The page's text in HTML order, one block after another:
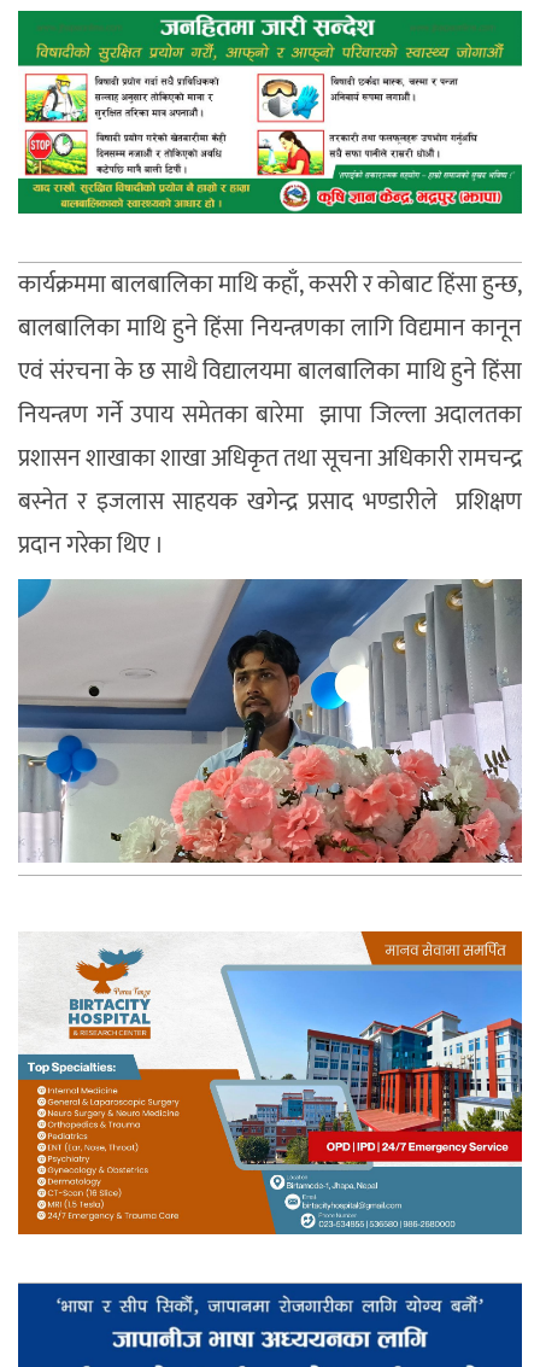
कार्यक्रममा बालबालिका माथि कहाँ, कसरी र कोबाट हिंसा हुन्छ,
बालबालिका माथि हुने हिंसा नियन्त्रणका लागि विद्यमान कानून
एवं संरचना के छ साथै विद्यालयमा बालबालिका माथि हुने हिंसा
नियन्त्रण गर्ने उपाय समेतका बारेमा झापा जिल्ला अदालतका
प्रशासन शाखाका शाखा अधिकृत तथा सूचना अधिकारी रामचन्द्र
बस्नेत र इजलास साहयक खगेन्द्र प्रसाद भण्डारीले प्रशिक्षण
प्रदान गरेका थिए ।